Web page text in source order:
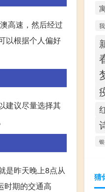
高速，然后经过
以根据个人偏好
建议尽量选择其
是昨天晚上8点从
时期的交通高
猜